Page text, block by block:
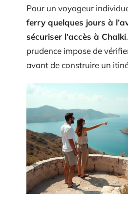
Pour un voyageur
ferry quelques jours à
sécuriser l’accès à Chalki
prudence impose de
avant de construire un